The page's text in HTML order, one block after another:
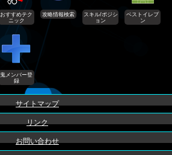
おすすめテク
ニック
攻略情報検索
スキル/ポジシ
ョン
ベストイレブ
ン
鬼メンバー登
録
サイトマップ
リンク
お問い合わせ